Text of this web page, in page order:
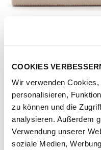
COOKIES
Wir verwenden
personalisieren,
zu können und die
analysieren. Außerdem
Verwendung unserer
soziale Medien,
Artikel-Nr.207257-1051-1001